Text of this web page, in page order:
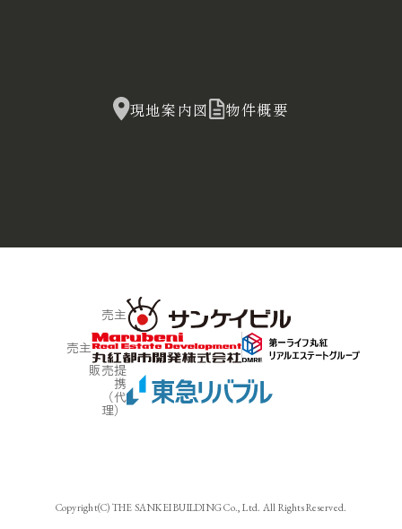
現地案内図 物件概要
売主
売主
販売提
携
（代
理）
Copyright(C) THE SANKEI BUILDING Co., Ltd. All Rights Reserved.